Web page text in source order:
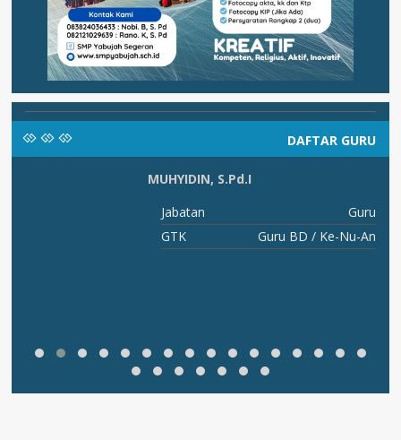
DAFTAR GURU
MUHYIDIN, S.Pd.I
Jabatan
Guru
GTK
Guru BD / Ke-Nu-An